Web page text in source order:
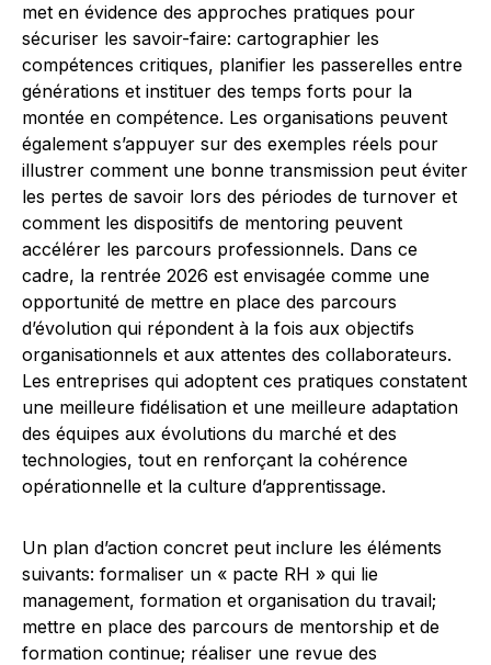
met en évidence des approches pratiques pour
sécuriser les savoir-faire: cartographier les
compétences critiques, planifier les passerelles entre
générations et instituer des temps forts pour la
montée en compétence. Les organisations peuvent
également s’appuyer sur des exemples réels pour
illustrer comment une bonne transmission peut éviter
les pertes de savoir lors des périodes de turnover et
comment les dispositifs de mentoring peuvent
accélérer les parcours professionnels. Dans ce
cadre, la rentrée 2026 est envisagée comme une
opportunité de mettre en place des parcours
d’évolution qui répondent à la fois aux objectifs
organisationnels et aux attentes des collaborateurs.
Les entreprises qui adoptent ces pratiques constatent
une meilleure fidélisation et une meilleure adaptation
des équipes aux évolutions du marché et des
technologies, tout en renforçant la cohérence
opérationnelle et la culture d’apprentissage.
Un plan d’action concret peut inclure les éléments
suivants: formaliser un « pacte RH » qui lie
management, formation et organisation du travail;
mettre en place des parcours de mentorship et de
formation continue; réaliser une revue des